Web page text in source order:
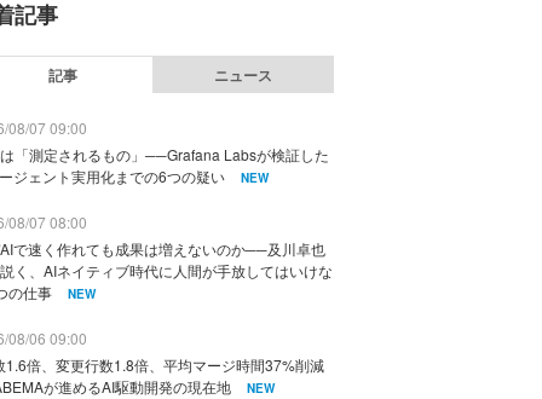
記事
記事 ニュース
08/07 09:00
「測定されるもの」──Grafana Labsが検証した
ジェント実用化までの6つの疑い
NEW
08/07 08:00
で速く作れても成果は増えないのか──及川卓也
く、AIネイティブ時代に人間が手放してはいけな
の仕事
NEW
08/06 09:00
1.6倍、変更行数1.8倍、平均マージ時間37%削減
が進めるAI駆動開発の現在地
NEW